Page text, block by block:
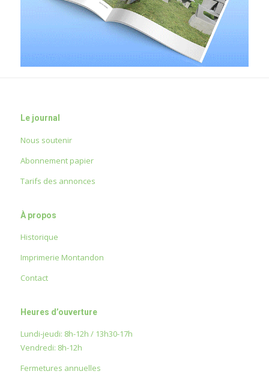
Le journal
Nous soutenir
Abonnement papier
Tarifs des annonces
À propos
Historique
Imprimerie Montandon
Contact
Heures d’ouverture
Lundi-jeudi: 8h-12h / 13h30-17h
Vendredi: 8h-12h
Fermetures annuelles